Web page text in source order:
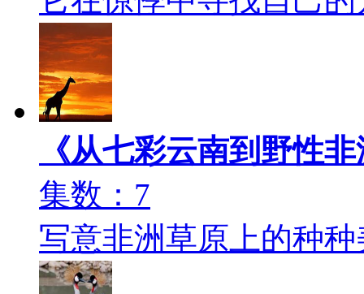
《从七彩云南到野性
集数：7
写意非洲草原上的种种